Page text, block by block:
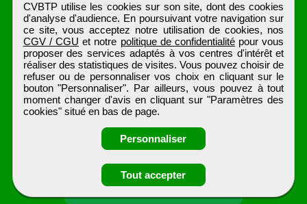
Obtenir ses
coordonnées
CVBTP utilise les cookies sur son site, dont des cookies
d'analyse d'audience. En poursuivant votre navigation sur
ce site, vous acceptez notre utilisation de cookies, nos
CGV / CGU et notre politique de confidentialité pour vous
proposer des services adaptés à vos centres d'intérêt et
réaliser des statistiques de visites. Vous pouvez choisir de
refuser ou de personnaliser vos choix en cliquant sur le
bouton "Personnaliser". Par ailleurs, vous pouvez à tout
moment changer d'avis en cliquant sur "Paramètres des
cookies" situé en bas de page.
Personnaliser
Tout accepter
CVBTP
Tous droits réservés © 1999 - 2026